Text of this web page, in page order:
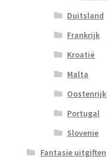
Duitsland
Frankrijk
Kroatië
Malta
Oostenrijk
Portugal
Slovenie
Fantasie uitgiften